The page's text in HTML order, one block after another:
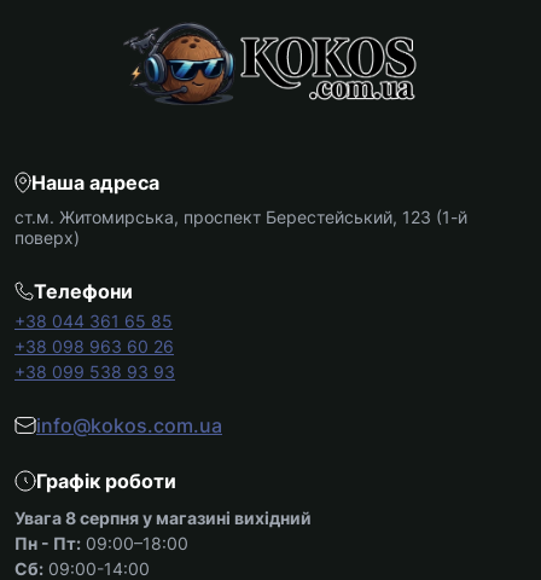
Наша адреса
ст.м. Житомирська, проспект Берестейський, 123 (1-й
поверх)
Телефони
+38 044 361 65 85
+38 098 963 60 26
+38 099 538 93 93
info@kokos.com.ua
Графік роботи
Увага 8 серпня у магазині вихідний
Пн - Пт: 09:00–18:00
Сб: 09:00-14:00